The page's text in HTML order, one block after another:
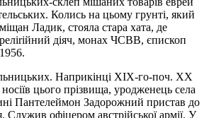
Колись на цьому грунті, який
Ладик, стояла стара хата, де
діяч, монах ЧСВВ, єпископ
Наприкінці XIX-го-поч. XX
цього прізвища, уродженець села
Пантелеймон Задорожний пристав до
офіцером австрійської армії. У